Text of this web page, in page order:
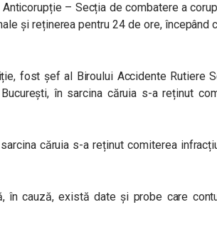
– Secția de combatere a
și reținerea pentru 24 de ore, începând
fost șef al Biroului Accidente Rutiere
în sarcina căruia s-a reținut
căruia s-a reținut comiterea
în cauză, există date și probe care